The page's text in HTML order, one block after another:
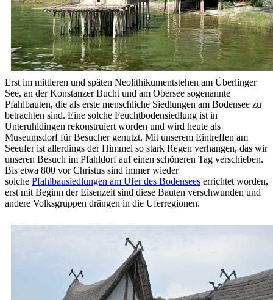
Erst im mittleren und späten Neolithikumentstehen am Überlinger
See, an der Konstanzer Bucht und am Obersee sogenannte
Pfahlbauten, die als erste menschliche Siedlungen am Bodensee zu
betrachten sind. Eine solche Feuchtbodensiedlung ist in
Unteruhldingen rekonstruiert worden und wird heute als
Museumsdorf für Besucher genutzt. Mit unserem Eintreffen am
Seeufer ist allerdings der Himmel so stark Regen verhangen, das wir
unseren Besuch im Pfahldorf auf einen schöneren Tag verschieben.
Bis etwa 800 vor Christus sind immer wieder
solche Pfahlbausiedlungen am Ufer des Bodensees errichtet worden,
erst mit Beginn der Eisenzeit sind diese Bauten verschwunden und
andere Volksgruppen drängen in die Uferregionen.